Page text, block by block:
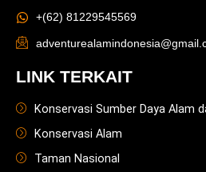
+(62) 81229545569
LINK TERKAIT
Konservasi Sumber Daya Alam
Konservasi Alam
Taman Nasional